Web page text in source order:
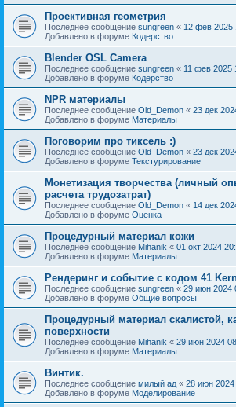
Проективная геометрия
Последнее сообщение sungreen « 12 фев 2025
Добавлено в форуме Кодерство
Blender OSL Camera
Последнее сообщение sungreen « 11 фев 2025
Добавлено в форуме Кодерство
NPR материалы
Последнее сообщение Old_Demon « 23 дек
Добавлено в форуме Материалы
Поговорим про тиксель :)
Последнее сообщение Old_Demon « 23 дек
Добавлено в форуме Текстурирование
Монетизация творчества (личный
расчета трудозатрат)
Последнее сообщение Old_Demon « 14 дек
Добавлено в форуме Оценка
Процедурный материал кожи
Последнее сообщение Mihanik « 01 окт 2024
Добавлено в форуме Материалы
Рендеринг и событие с кодом 41
Последнее сообщение sungreen « 29 июн 2024
Добавлено в форуме Общие вопросы
Процедурный материал скалистой,
поверхности
Последнее сообщение Mihanik « 29 июн 2024
Добавлено в форуме Материалы
Винтик.
Последнее сообщение милый ад « 28 июн 2024
Добавлено в форуме Моделирование